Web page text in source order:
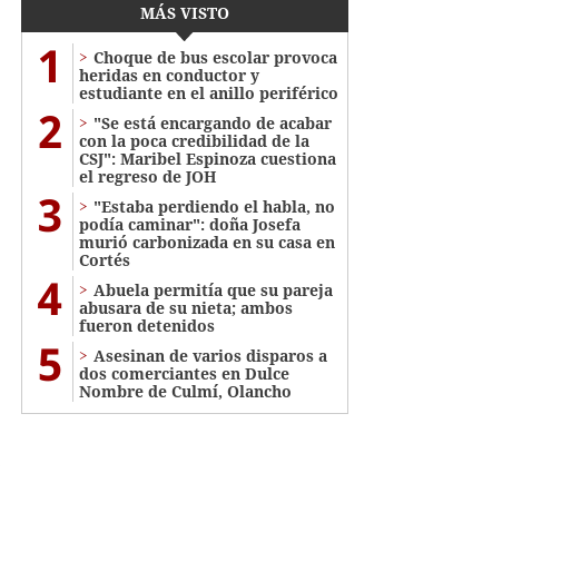
MÁS VISTO
1
Choque de bus escolar provoca
heridas en conductor y
estudiante en el anillo periférico
2
"Se está encargando de acabar
con la poca credibilidad de la
CSJ": Maribel Espinoza cuestiona
el regreso de JOH
3
"Estaba perdiendo el habla, no
podía caminar": doña Josefa
murió carbonizada en su casa en
Cortés
4
Abuela permitía que su pareja
abusara de su nieta; ambos
fueron detenidos
5
Asesinan de varios disparos a
dos comerciantes en Dulce
Nombre de Culmí, Olancho